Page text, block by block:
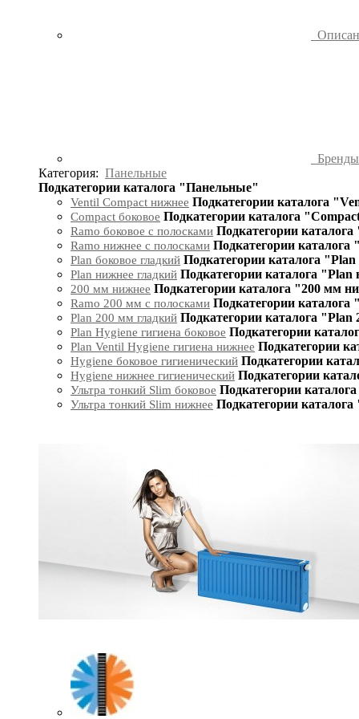
Бренды
Категория: Панельные
Подкатегории каталога "Панельные"
Ventil Compact нижнее Подкатегории каталога
Compact боковое Подкатегории каталога
Ramo боковое с полосками Подкатегории
Ramo нижнее с полосками Подкатегории
Plan боковое гладкий Подкатегории каталога "Plan
Plan нижнее гладкий Подкатегории каталога "Plan
200 мм нижнее Подкатегории каталога "200 мм
Ramo 200 мм с полосками Подкатегории
Plan 200 мм гладкий Подкатегории каталога "Plan
Plan Hygiene гигиена боковое Подкатегории
Plan Ventil Hygiene гигиена нижнее Подкатегории
Hygiene боковое гигиенический Подкатегории
Hygiene нижнее гигиенический Подкатегории
Ультра тонкий Slim боковое Подкатегории
Ультра тонкий Slim нижнее Подкатегории